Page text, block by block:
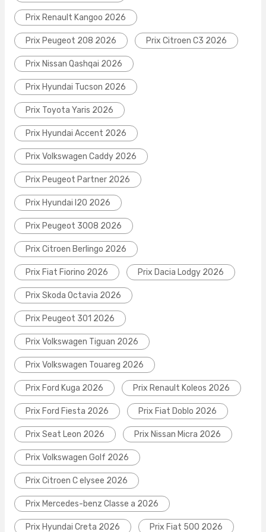
Prix Renault Kangoo 2026
Prix Peugeot 208 2026 Prix Citroen C3 2026
Prix Nissan Qashqai 2026
Prix Hyundai Tucson 2026
Prix Toyota Yaris 2026
Prix Hyundai Accent 2026
Prix Volkswagen Caddy 2026
Prix Peugeot Partner 2026
Prix Hyundai I20 2026
Prix Peugeot 3008 2026
Prix Citroen Berlingo 2026
Prix Fiat Fiorino 2026 Prix Dacia Lodgy 2026
Prix Skoda Octavia 2026
Prix Peugeot 301 2026
Prix Volkswagen Tiguan 2026
Prix Volkswagen Touareg 2026
Prix Ford Kuga 2026 Prix Renault Koleos 2026
Prix Ford Fiesta 2026 Prix Fiat Doblo 2026
Prix Seat Leon 2026 Prix Nissan Micra 2026
Prix Volkswagen Golf 2026
Prix Citroen C elysee 2026
Prix Mercedes-benz Classe a 2026
Prix Hyundai Creta 2026 Prix Fiat 500 2026